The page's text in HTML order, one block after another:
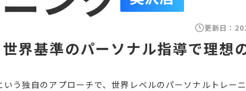
更新日：
界基準のパーソナル指導で理想
う独自のアプローチで、世界レベルのパーソナルトレー